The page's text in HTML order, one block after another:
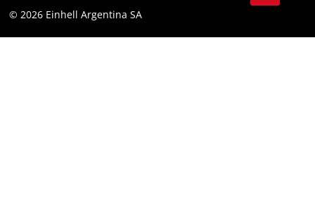
Cumplimiento
Instagram
© 2026 Einhell Argentina SA